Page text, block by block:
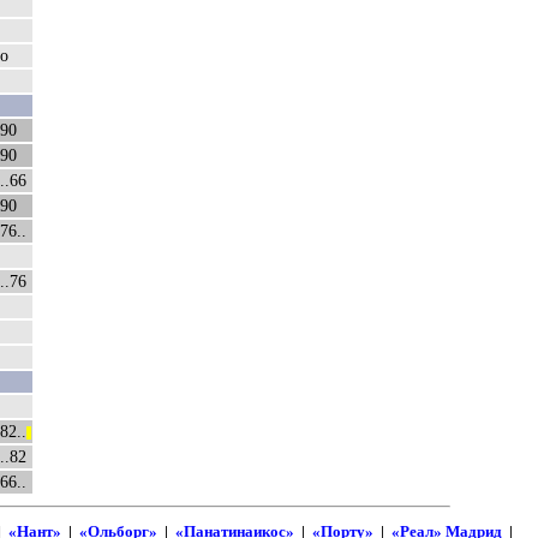
о
90
90
..66
90
76..
..76
82..
..82
66..
«Нант» | «Ольборг» | «Панатинаикос» | «Порту» | «Реал» Мадрид|